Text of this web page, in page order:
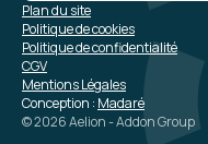
© 2026 Aelion - Addon Group
Conception : Madaré
Mentions Légales
CGV
Politique de confidentialité
Politique de cookies
Plan du site